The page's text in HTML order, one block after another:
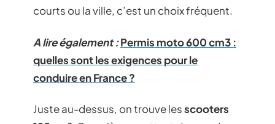
courts ou la ville, c’est un choix fréquent.
A lire également :Permis moto 600 cm3 :
quelles sont les exigences pour le
conduire en France ?
Juste au-dessus, on trouve lesscooters